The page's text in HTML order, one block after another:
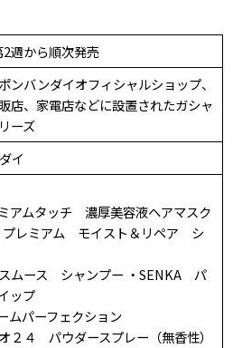
週から順次発売
ンバンダイオフィシャルショップ、
店、家電店などに設置されたガシャ
ーズ
イ
アムタッチ 濃厚美容液ヘアマスク
レミアム モイスト＆リペア シ
ムース シャンプー ・SENKA パ
ップ
パーフェクション
２４ パウダースプレー（無香性）